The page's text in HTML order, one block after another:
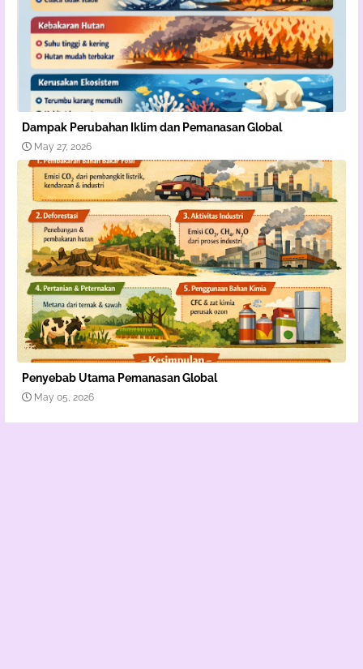
Dampak Perubahan Iklim dan Pemanasan Global
May 27, 2026
Penyebab Utama Pemanasan Global
May 05, 2026